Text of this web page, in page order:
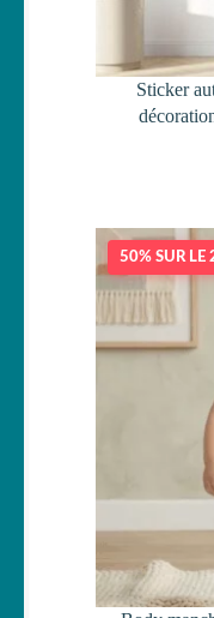
Sticker
50% SUR LE